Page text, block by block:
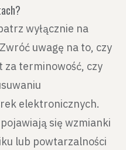
wyłącznie na
uwagę na to, czy
terminowość, czy
elektronicznych.
się wzmianki
lub powtarzalności